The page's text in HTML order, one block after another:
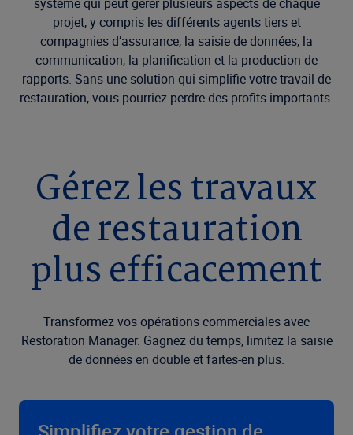
projet, y compris les différents agents tiers et
compagnies d’assurance, la saisie de données, la
communication, la planification et la production de
rapports. Sans une solution qui simplifie votre travail de
restauration, vous pourriez perdre des profits importants.
Gérez les travaux
de restauration
plus efficacement
Transformez vos opérations commerciales avec
Restoration Manager. Gagnez du temps, limitez la saisie
de données en double et faites-en plus.